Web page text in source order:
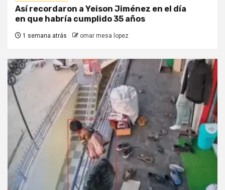
Así recordaron a Yeison Jiménez en el día
en que habría cumplido 35 años
1 semana atrás omar mesa lopez